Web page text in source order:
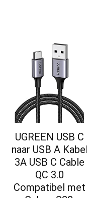
UGREEN USB C
naar USB A Kabel
3A USB C Cable
QC 3.0
Compatibel met